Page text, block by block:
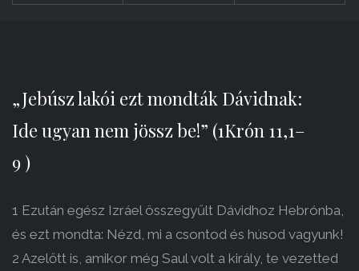
„Jebúsz lakói ezt mondták Dávidnak:
Ide ugyan nem jössz be!” (1Krón 11,1–
9 )
1 Ezután egész Izráel összegyűlt Dávidhoz Hebrónba,
és ezt mondta: Nézd, mi a csontod és húsod vagyunk!
2 Azelőtt is, amikor még Saul volt a király, te vezetted